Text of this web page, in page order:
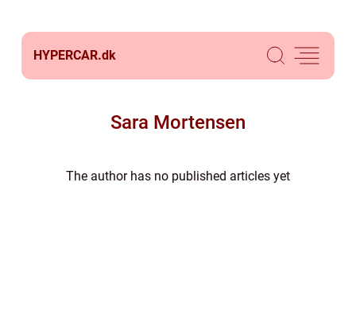
HYPERCAR.dk
Sara Mortensen
The author has no published articles yet